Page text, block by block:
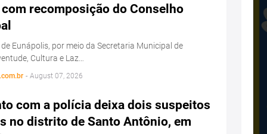
recomposição do Conselho
Eunápolis, por meio da Secretaria Municipal de
Cultura e Laz…
- August 07, 2026
com a polícia deixa dois suspeitos
no distrito de Santo Antônio, em